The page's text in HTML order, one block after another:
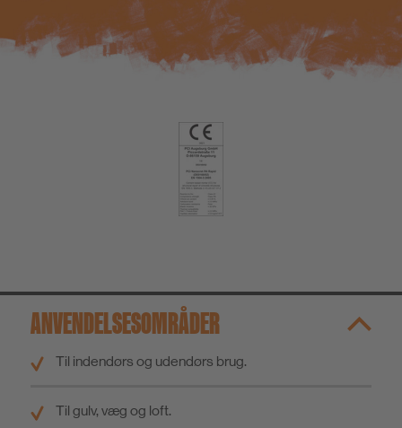
ANVENDELSESOMRÅDER
Til indendørs og udendørs brug.
Til gulv, væg og loft.